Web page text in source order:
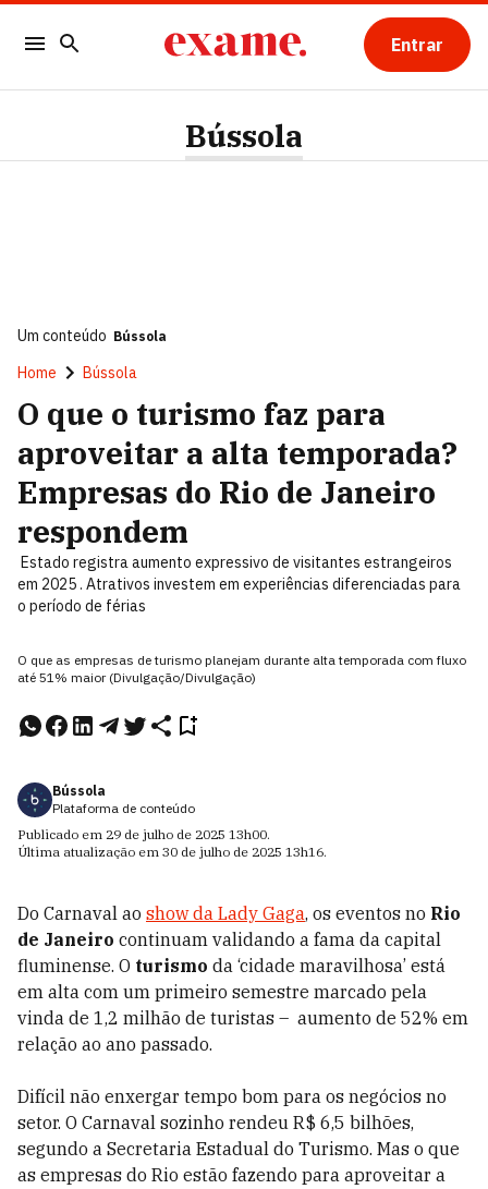
Entrar
Bússola
Um conteúdo Bússola
Home Bússola
O que o turismo faz para
aproveitar a alta temporada?
Empresas do Rio de Janeiro
respondem
Estado registra aumento expressivo de visitantes estrangeiros
em 2025 . Atrativos investem em experiências diferenciadas para
o período de férias
O que as empresas de turismo planejam durante alta temporada com fluxo
até 51% maior (Divulgação/Divulgação)
Bússola
Plataforma de conteúdo
Publicado em 29 de julho de 2025 13h00.
Última atualização em 30 de julho de 2025 13h16.
Do Carnaval ao show da Lady Gaga, os eventos no Rio
de Janeiro continuam validando a fama da capital
fluminense. O turismo da ‘cidade maravilhosa’ está
em alta com um primeiro semestre marcado pela
vinda de 1,2 milhão de turistas – aumento de 52% em
relação ao ano passado.
Difícil não enxergar tempo bom para os negócios no
setor. O Carnaval sozinho rendeu R$ 6,5 bilhões,
segundo a Secretaria Estadual do Turismo. Mas o que
as empresas do Rio estão fazendo para aproveitar a